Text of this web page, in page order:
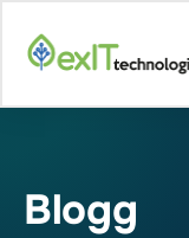
Blogg